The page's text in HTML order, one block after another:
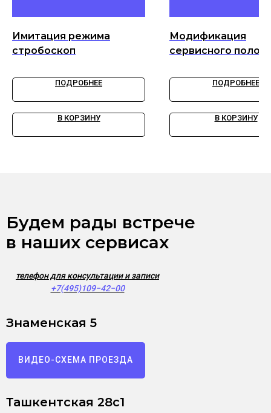
Имитация режима
стробоскоп
ПОДРОБНЕЕ
В КОРЗИНУ
Модификация
сервисного
стеклоочистителя
ПОДРОБНЕЕ
В КОРЗИНУ
Будем рады встрече
в наших сервисах
телефон для консультации и записи
+7(495)109−42−00
Знаменская 5
ВИДЕО-СХЕМА ПРОЕЗДА
Ташкентская 28с1